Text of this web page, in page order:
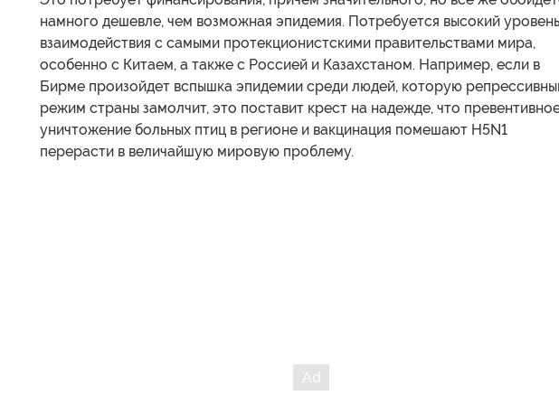
намного дешевле, чем возможная эпидемия. Потребуется высокий уровень
взаимодействия с самыми протекционистскими правительствами мира,
особенно с Китаем, а также с Россией и Казахстаном. Например, если в
Бирме произойдет вспышка эпидемии среди людей, которую
режим страны замолчит, это поставит крест на надежде, что
уничтожение больных птиц в регионе и вакцинация помешают H5N1
перерасти в величайшую мировую проблему.